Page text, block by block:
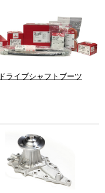
ドライブシャフトブーツ